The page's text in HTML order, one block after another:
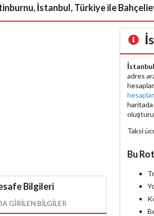
İstanbul, Türkiye ile
Bilgileri
GIRILEN BILGILER
adres
haritada
Taksi
Bu